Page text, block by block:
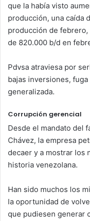
que la había visto
producción, una caída
producción de
de 820.000 b/d en
Pdvsa atraviesa por
bajas inversiones,
generalizada.
Corrupción gerencial
Desde el mandato del
Chávez, la empresa
decaer y a mostrar los
historia venezolana.
Han sido muchos los
la oportunidad de
que pudiesen generar